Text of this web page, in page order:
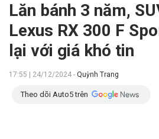
Lăn bánh 3 năm,
Lexus RX 300 F
lại với giá khó tin
17:55 | 24/12/2024 - Quỳnh Trang
Theo dõi Auto5 trên